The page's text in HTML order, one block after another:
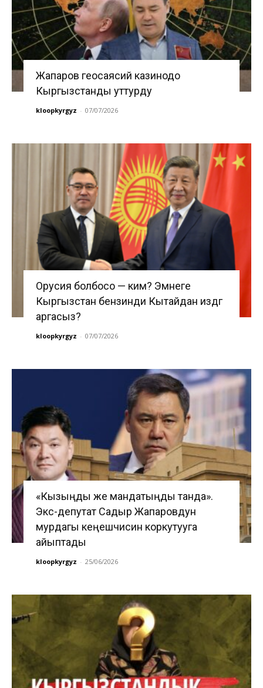
Жапаров геосаясий казинодо
Кыргызстанды уттурду
kloopkyrgyz - 07/07/2026
Орусия болбосо — ким? Эмнеге
Кыргызстан бензинди Кытайдан издөөгө
аргасыз?
kloopkyrgyz - 07/07/2026
«Кызыңды же мандатыңды танда».
Экс-депутат Садыр Жапаровдун
мурдагы кеңешчисин коркутууга
айыптады
kloopkyrgyz - 25/06/2026